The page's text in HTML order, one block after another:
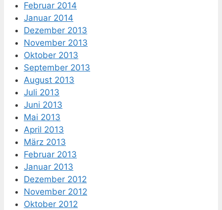
Februar 2014
Januar 2014
Dezember 2013
November 2013
Oktober 2013
September 2013
August 2013
Juli 2013
Juni 2013
Mai 2013
April 2013
März 2013
Februar 2013
Januar 2013
Dezember 2012
November 2012
Oktober 2012